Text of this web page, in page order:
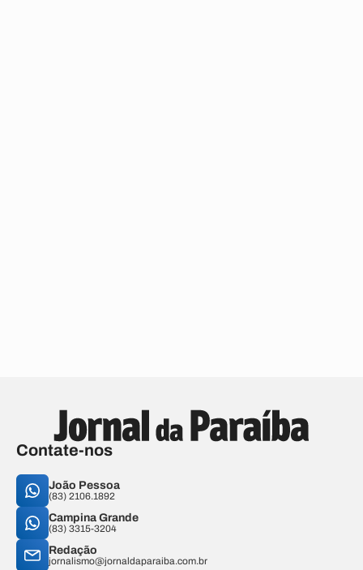
Contate-nos
João Pessoa
(83) 2106.1892
Campina Grande
(83) 3315-3204
Redação
jornalismo@jornaldaparaiba.com.br